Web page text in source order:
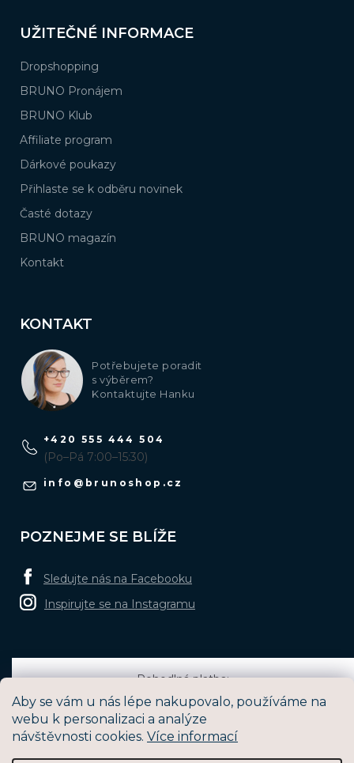
Aby se vám u nás lépe nakupovalo, používáme na
webu k personalizaci a analýze
návštěvnosti cookies. Více informací
UŽITEČNÉ INFORMACE
Dropshopping
BRUNO Pronájem
BRUNO Klub
Affiliate program
Dárkové poukazy
Přihlaste se k odběru novinek
Časté dotazy
BRUNO magazín
Kontakt
KONTAKT
Potřebujete poradit
s výběrem?
Kontaktujte Hanku
info @ brunoshop.cz
+420 555 444 504
(Po–Pá 7:00–15:30)
POZNEJME SE BLÍŽE
Sledujte nás na Facebooku
Inspirujte se na Instagramu
Pohodlná platba: